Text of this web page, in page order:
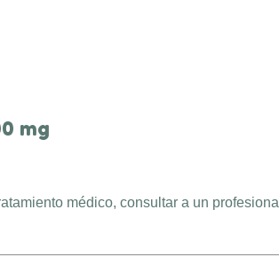
mg
médico, consultar a un